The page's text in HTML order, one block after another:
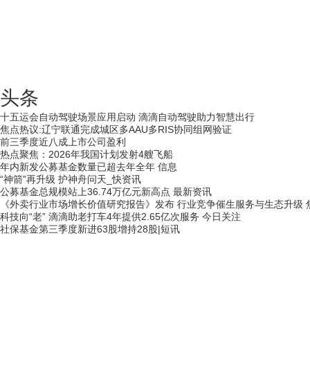
头条
十五运会自动驾驶场景应用启动 滴滴自动驾驶助力智慧出行
焦点热议:辽宁联通完成城区多AAU多RIS协同组网验证
前三季度近八成上市公司盈利
热点聚焦：2026年我国计划发射4艘飞船
年内新发公募基金数量已超去年全年 信息
“神箭”再升级 护神舟问天_快资讯
公募基金总规模站上36.74万亿元新高点 最新资讯
《外卖行业市场增长价值研究报告》发布 行业竞争催生服务与生态升级
科技向“老” 滴滴助老打车4年提供2.65亿次服务 今日关注
社保基金第三季度新进63股增持28股|短讯